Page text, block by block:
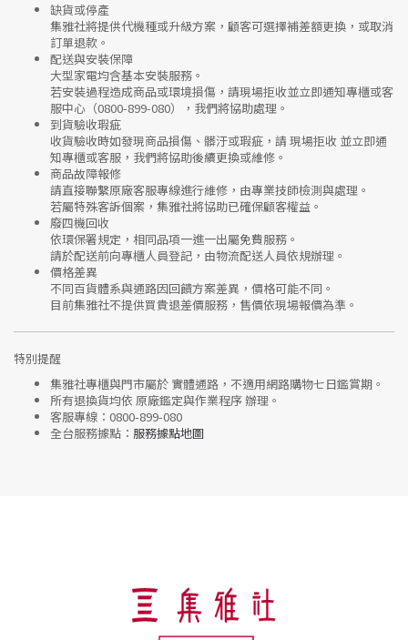
缺貨或停產
集雅社將提供代機種或升級方案 ，顧客可選擇補差額更換，或取消
訂單退款。
配送與安裝保障
大型家電均含基本安裝服務。
若安裝過程造成商品或環境損傷，請現場拒收並立即通知專櫃或客
服中心 （0800-899-080），我們將協助處理。
到貨驗收瑕疵
收貨驗收時如發現商品損傷、髒汙或瑕疵 ，請 現場拒收 並立即通
知專櫃或客服，我們將協助後續更換或維修。
商品故障報修
請直接聯繫原廠客服專線進行維修，由專業技師檢測與處理。
若屬特殊客訴個案，集雅社將協助已確保顧客權益。
廢四機回收
依環保署規定，相同品項一進一出屬免費服務。
請於配送前向專櫃人員登記，由物流配送人員依規辦理。
價格差異
不同百貨體系與通路因回饋方案差異，價格可能不同。
目前集雅社不提供買貴退差價服務 ，售價依現場報價為準。
特別提醒
集雅社專櫃與門市屬於 實體通路，不適用網路購物七日鑑賞期 。
所有退換貨均依 原廠鑑定與作業程序辦理。
客服專線： 0800-899-080
全台服務據點： 服務據點地圖